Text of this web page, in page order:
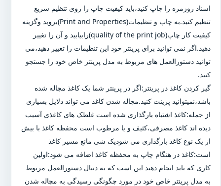
اسناد روزمره را چاپ کنید،باید کیفیت چاپ را روی تنظیم سریع
تنظیم کنید.به چاپ و تنظیمات(Print and Properties)بروید وگزینه
کیفیت کار چاپ(quality of the print job)رابیابید و آن را تغییر
دهید.اگر نمی توانید برای پرینتر خود این تنظیمات را تغییر دهید،می
توانید دستورالعمل های مربوط به مدل پرینتر خاص خود را جستجو
کنید.
گیر کردن کاغذ در پرینتر:اگر در پرینتر شما یک کاغذ مچاله شده
باشد،نمیتوانید پرینت کنید.مچاله شدن کاغذ می تواند دلایل بسیاری
از جمله:کاغذ اشتباه بارگذاری شده است غلطک های کاغذی آسیب
دیده اند کاغذ مصرفی،کثیف و یا مرطوب است محفظه کاغذ با بیش
از یک نوع کاغذ بارگذاری می شودیک شی مانع مسیر کاغذ
است:کاغذ در هنگام چاپ به محفظه کاغذ اضافه می شود:اولین
کاری که باید انجام دهید این است که به دنبال دستورالعمل مربوط
به مدل پرینتر خاص خود در مورد چگونگی رسیدگی به مچاله شدن